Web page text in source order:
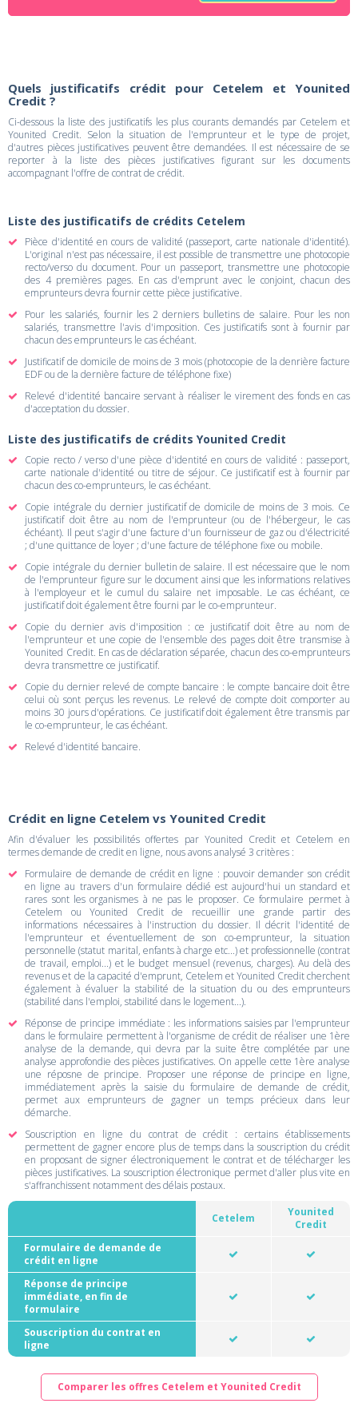
Quels justificatifs crédit pour Cetelem et Younited
Credit ?
Ci-dessous la liste des justificatifs les plus courants demandés par Cetelem et
Younited Credit. Selon la situation de l'emprunteur et le type de projet,
d'autres pièces justificatives peuvent être demandées. Il est nécessaire de se
reporter à la liste des pièces justificatives figurant sur les documents
accompagnant l'offre de contrat de crédit.
Liste des justificatifs de crédits Cetelem
Pièce d'identité en cours de validité (passeport, carte nationale d'identité).
L'original n'est pas nécessaire, il est possible de transmettre une photocopie
recto/verso du document. Pour un passeport, transmettre une photocopie
des 4 premières pages. En cas d'emprunt avec le conjoint, chacun des
emprunteurs devra fournir cette pièce justificative.
Pour les salariés, fournir les 2 derniers bulletins de salaire. Pour les non
salariés, transmettre l'avis d'imposition. Ces justificatifs sont à fournir par
chacun des emprunteurs le cas échéant.
Justificatif de domicile de moins de 3 mois (photocopie de la denrière facture
EDF ou de la dernière facture de téléphone fixe)
Relevé d'identité bancaire servant à réaliser le virement des fonds en cas
d'acceptation du dossier.
Liste des justificatifs de crédits Younited Credit
Copie recto / verso d'une pièce d'identité en cours de validité : passeport,
carte nationale d'identité ou titre de séjour. Ce justificatif est à fournir par
chacun des co-emprunteurs, le cas échéant.
Copie intégrale du dernier justificatif de domicile de moins de 3 mois. Ce
justificatif doit être au nom de l'emprunteur (ou de l'hébergeur, le cas
échéant). Il peut s'agir d'une facture d'un fournisseur de gaz ou d'électricité
; d'une quittance de loyer ; d'une facture de téléphone fixe ou mobile.
Copie intégrale du dernier bulletin de salaire. Il est nécessaire que le nom
de l'emprunteur figure sur le document ainsi que les informations relatives
à l'employeur et le cumul du salaire net imposable. Le cas échéant, ce
justificatif doit également être fourni par le co-emprunteur.
Copie du dernier avis d'imposition : ce justificatif doit être au nom de
l'emprunteur et une copie de l'ensemble des pages doit être transmise à
Younited Credit. En cas de déclaration séparée, chacun des co-emprunteurs
devra transmettre ce justificatif.
Copie du dernier relevé de compte bancaire : le compte bancaire doit être
celui où sont perçus les revenus. Le relevé de compte doit comporter au
moins 30 jours d'opérations. Ce justificatif doit également être transmis par
le co-emprunteur, le cas échéant.
Relevé d'identité bancaire.
Crédit en ligne Cetelem vs Younited Credit
Afin d'évaluer les possibilités offertes par Younited Credit et Cetelem en
termes demande de credit en ligne, nous avons analysé 3 critères :
Formulaire de demande de crédit en ligne : pouvoir demander son crédit
en ligne au travers d'un formulaire dédié est aujourd'hui un standard et
rares sont les organismes à ne pas le proposer. Ce formulaire permet à
Cetelem ou Younited Credit de recueillir une grande partir des
informations nécessaires à l'instruction du dossier. Il décrit l'identité de
l'emprunteur et éventuellement de son co-emprunteur, la situation
personnelle (statut marital, enfants à charge etc...) et professionnelle (contrat
de travail, emploi...) et le budget mensuel (revenus, charges). Au delà des
revenus et de la capacité d'emprunt, Cetelem et Younited Credit cherchent
également à évaluer la stabilité de la situation du ou des emprunteurs
(stabilité dans l'emploi, stabilité dans le logement...).
Réponse de principe immédiate : les informations saisies par l'emprunteur
dans le formulaire permettent à l'organisme de crédit de réaliser une 1ère
analyse de la demande, qui devra par la suite être complétée par une
analyse approfondie des pièces justificatives. On appelle cette 1ère analyse
une réposne de principe. Proposer une réponse de principe en ligne,
immédiatement après la saisie du formulaire de demande de crédit,
permet aux emprunteurs de gagner un temps précieux dans leur
démarche.
Souscription en ligne du contrat de crédit : certains établissements
permettent de gagner encore plus de temps dans la souscription du crédit
en proposant de signer électroniquement le contrat et de télécharger les
pièces justificatives. La souscription électronique permet d'aller plus vite en
s'affranchissent notamment des délais postaux.
Cetelem
Younited
Credit
Formulaire de demande de
crédit en ligne
Réponse de principe
immédiate, en fin de
formulaire
Souscription du contrat en
ligne
Comparer les offres Cetelem et Younited Credit